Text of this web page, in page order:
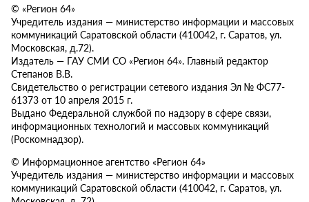
© «Регион 64»
Учредитель издания — министерство информации и массовых
коммуникаций Саратовской области (410042, г. Саратов, ул.
Московская, д.72).
Издатель — ГАУ СМИ СО «Регион 64». Главный редактор
Степанов В.В.
Свидетельство о регистрации сетевого издания Эл № ФС77-
61373 от 10 апреля 2015 г.
Выдано Федеральной службой по надзору в сфере связи,
информационных технологий и массовых коммуникаций
(Роскомнадзор).
© Информационное агентство «Регион 64»
Учредитель издания — министерство информации и массовых
коммуникаций Саратовской области (410042, г. Саратов, ул.